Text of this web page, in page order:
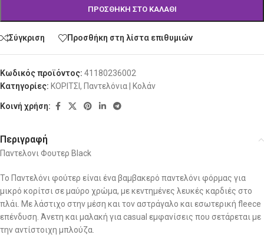
ΠΡΟΣΘΉΚΗ ΣΤΟ ΚΑΛΆΘΙ
Σύγκριση Προσθήκη στη λίστα επιθυμιών
Κωδικός προϊόντος: 41180236002
Κατηγορίες: ΚΟΡΙΤΣΙ , Παντελόνια | Κολάν
Κοινή χρήση:
Περιγραφή
Παντελονι Φουτερ Black
Το Παντελόνι φούτερ είναι ένα βαμβακερό παντελόνι φόρμας για
μικρό κορίτσι σε μαύρο χρώμα, με κεντημένες λευκές καρδιές στο
πλάι. Με λάστιχο στην μέση και τον αστράγαλο και εσωτερική fleece
επένδυση. Άνετη και μαλακή για casual εμφανίσεις που σετάρεται με
την αντίστοιχη μπλούζα.